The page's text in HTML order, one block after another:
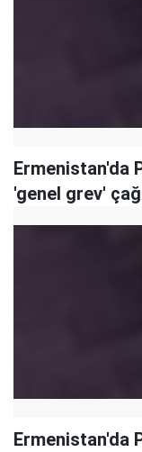
Ermenistan'da
'genel grev'
Ermenistan'da